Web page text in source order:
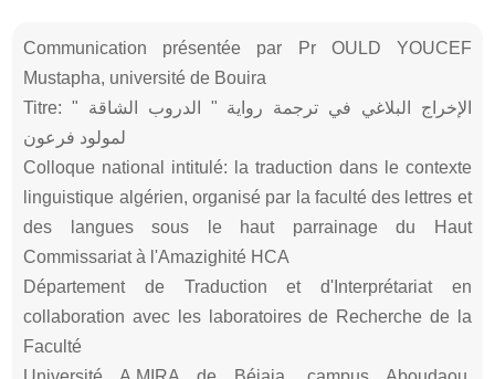
Communication présentée par Pr OULD YOUCEF
Mustapha, université de Bouira
Titre: الإخراج البلاغي في ترجمة رواية " الدروب الشاقة "
لمولود فرعون
Colloque national intitulé: la traduction dans le contexte
linguistique algérien, organisé par la faculté des lettres et
des langues sous le haut parrainage du Haut
Commissariat à l'Amazighité HCA
Département de Traduction et d'Interprétariat en
collaboration avec les laboratoires de Recherche de la
Faculté